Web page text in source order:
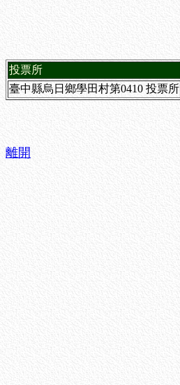
投票所
臺中縣烏日鄉學田村第0410 投票所
離開